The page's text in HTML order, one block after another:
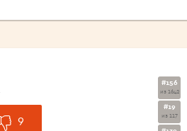
9
#156
из 1642
#19
из 117